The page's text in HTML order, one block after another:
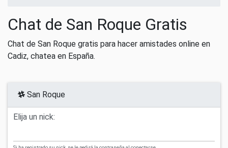
Chat de San Roque Gratis
Chat de San Roque gratis para hacer amistades online en
Cadiz, chatea en España.
San Roque
Elija un nick: